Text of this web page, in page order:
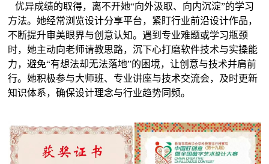
优异成绩的取得，离不开她“向外汲取、向内沉淀”的学习
方法。她经常浏览设计分享平台，紧盯行业前沿设计作品，
不断提升审美眼界与创意认知。遇到专业难题或学习瓶颈
时，她主动向老师请教思路，沉下心打磨软件技术与实操能
力，避免“有想法却无法落地”的困境，让创意与技术并肩前
行。她积极参与大师班、专业讲座与技术交流会，及时更新
知识体系，确保设计理念与行业趋势同频。